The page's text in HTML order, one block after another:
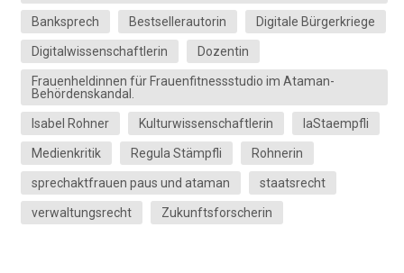
Banksprech Bestsellerautorin Digitale Bürgerkriege
Digitalwissenschaftlerin Dozentin
Frauenheldinnen für Frauenfitnessstudio im Ataman-
Behördenskandal.
Isabel Rohner Kulturwissenschaftlerin laStaempfli
Medienkritik Regula Stämpfli Rohnerin
sprechaktfrauen paus und ataman staatsrecht
verwaltungsrecht Zukunftsforscherin